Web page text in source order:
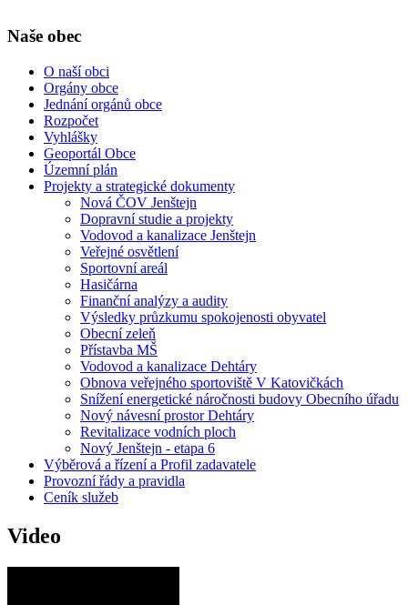
Naše obec
O naší obci
Orgány obce
Jednání orgánů obce
Rozpočet
Vyhlášky
Geoportál Obce
Územní plán
Projekty a strategické dokumenty
Nová ČOV Jenštejn
Dopravní studie a projekty
Vodovod a kanalizace Jenštejn
Veřejné osvětlení
Sportovní areál
Hasičárna
Finanční analýzy a audity
Výsledky průzkumu spokojenosti obyvatel
Obecní zeleň
Přístavba MŠ
Vodovod a kanalizace Dehtáry
Obnova veřejného sportoviště V Katovičkách
Snížení energetické náročnosti budovy Obecního úřadu
Nový návesní prostor Dehtáry
Revitalizace vodních ploch
Nový Jenštejn - etapa 6
Výběrová a řízení a Profil zadavatele
Provozní řády a pravidla
Ceník služeb
Video